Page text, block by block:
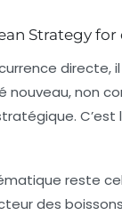
Strategy
directe,
nouveau, non
C’est
reste
des